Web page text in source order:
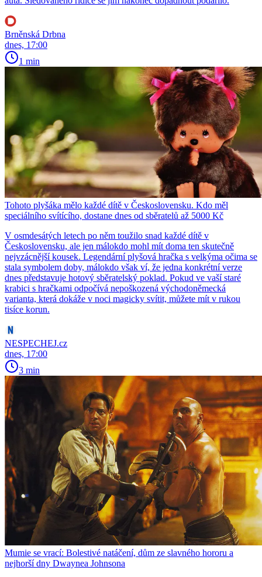
Brněnská Drbna
dnes, 17:00
1 min
Tohoto plyšáka mělo každé dítě v Československu. Kdo měl
speciálního svítícího, dostane dnes od sběratelů až 5000 Kč
V osmdesátých letech po něm toužilo snad každé dítě v
Československu, ale jen málokdo mohl mít doma ten skutečně
nejvzácnější kousek. Legendární plyšová hračka s velkýma očima se
stala symbolem doby, málokdo však ví, že jedna konkrétní verze
dnes představuje hotový sběratelský poklad. Pokud ve vaší staré
krabici s hračkami odpočívá nepoškozená východoněmecká
varianta, která dokáže v noci magicky svítit, můžete mít v rukou
tisíce korun.
NESPECHEJ.cz
dnes, 17:00
3 min
Mumie se vrací: Bolestivé natáčení, dům ze slavného hororu a
nejhorší dny Dwaynea Johnsona